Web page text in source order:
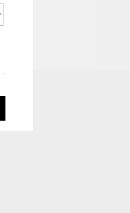
.